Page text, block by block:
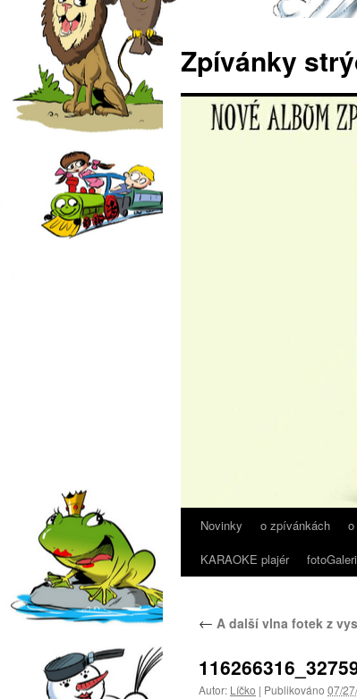
Zpívánky
Přejít
webu
Novinky o zpívánkách
KARAOKE plajér
← A další vlna fotek z
Autor: Líčko | Publikováno 07/